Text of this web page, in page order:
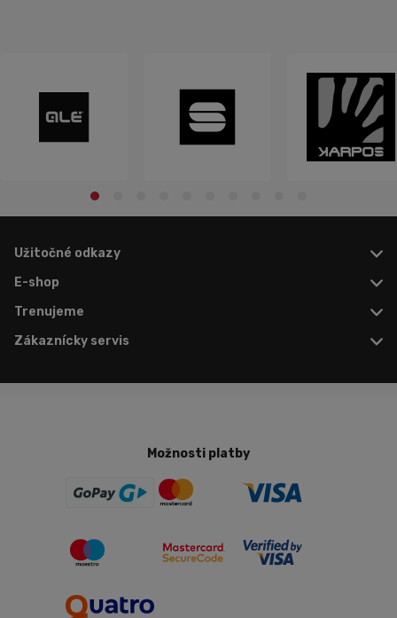
Užitočné odkazy
E-shop
Trenujeme
Zákaznícky servis
Možnosti platby